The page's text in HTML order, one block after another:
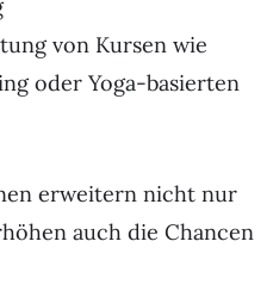
von Kursen wie
oder Yoga-basierten
erweitern nicht nur
auch die Chancen